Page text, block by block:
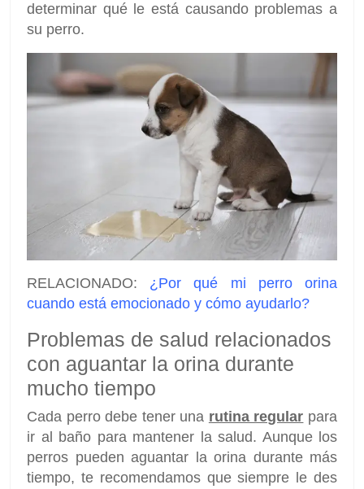
determinar qué le está causando problemas a
su perro.
RELACIONADO: ¿Por qué mi perro orina
cuando está emocionado y cómo ayudarlo?
Problemas de salud relacionados
con aguantar la orina durante
mucho tiempo
Cada perro debe tener una rutina regular para
ir al baño para mantener la salud. Aunque los
perros pueden aguantar la orina durante más
tiempo, te recomendamos que siempre le des